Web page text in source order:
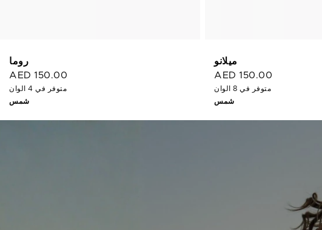
ميلانو
AED 150.00
متوفر في 8 الوان
شمس
روما
AED 150.00
متوفر في 4 الوان
شمس